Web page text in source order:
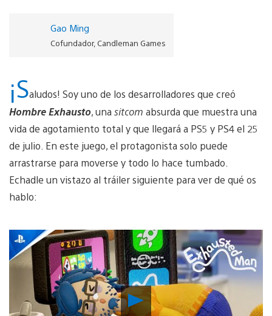
Gao Ming
Cofundador, Candleman Games
¡Saludos! Soy uno de los desarrolladores que creó
Hombre Exhausto, una sitcom absurda que muestra una
vida de agotamiento total y que llegará a PS5 y PS4 el 25
de julio. En este juego, el protagonista solo puede
arrastrarse para moverse y todo lo hace tumbado.
Echadle un vistazo al tráiler siguiente para ver de qué os
hablo:
Reproducir
vídeo